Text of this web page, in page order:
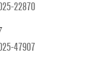
22870
47907